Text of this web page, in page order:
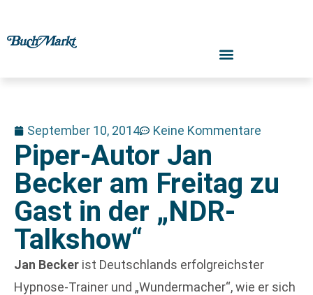
September 10, 2014 Keine Kommentare
Piper-Autor Jan
Becker am Freitag zu
Gast in der „NDR-
Talkshow“
Jan Becker ist Deutschlands erfolgreichster
Hypnose-Trainer und „Wundermacher“, wie er sich